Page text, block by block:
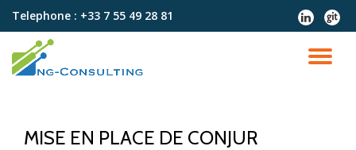
contenu
Telephone : +33 7 55 49 28 81
fa-
linkedin
fa-
git
MISE EN PLACE DE CONJUR